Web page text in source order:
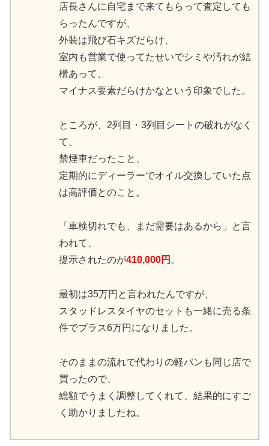
店長さんに自宅まで来てもらって査定しても
らったんですが、
外装は飛び石キズだらけ、
室内も営業で使ってたせいでシミや汚れが結
構あって、
マイナス要素だらけかなという印象でした。
ところが、2列目・3列目シートの破れがなく
て、
禁煙車だったこと、
定期的にディーラーでオイル交換していた点
は高評価とのこと。
「車検切れでも、まだ需要はあるから」と言
われて、
提示されたのが410,000円 。
最初は35万円と言われたんですが、
スタッドレスタイヤのセットも一緒に売る条
件でプラス6万円になりました。
そのままの流れで代わりの軽バンも同じ店で
買ったので、
総額でうまく調整してくれて、結果的にすご
く助かりましたね。